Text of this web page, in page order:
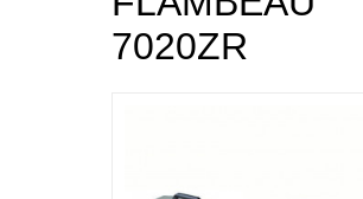
7020ZR